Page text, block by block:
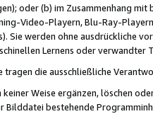
oder (b) im Zusammenhang
Video-Playern, Blu-Ray-
Sie werden ohne ausdrückliche
Lernens oder
tragen die ausschließliche
Weise ergänzen, löschen
Bilddatei bestehende